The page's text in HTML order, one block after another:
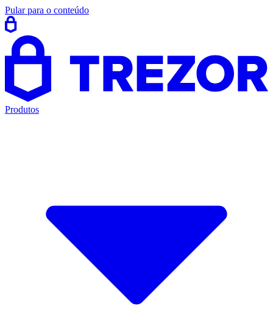
Pular para o conteúdo
Produtos